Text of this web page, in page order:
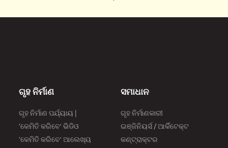
ଗୃହ ନିର୍ମାଣ
ଗୃହ ନିର୍ମାଣ ପର୍ଯ୍ୟାୟ |
‘କେମିତି କରିବେ’ ଭିଡିଓ
‘କେମିତି କରିବେ’ ଆଲେଖ୍ୟ
ସମାଧାନ
ଗୃହ ନିର୍ମାଣକାରୀ
ଇଞ୍ଜିନିୟର୍ସ / ଆର୍କିଟେକ୍ଟ
କଣ୍ଟ୍ରାକ୍ଟର